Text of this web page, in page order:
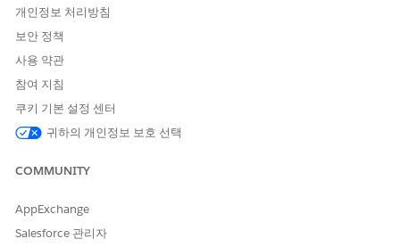
서비스 영역 레코드의 이름 및 구/군/시 필드는 플로에서 관련
레코드를 찾는 데 사용됩니다.
딜러 위치를 선택합니다.
다음을 클릭합니다.
서비스를 수행하는 기술자를 선택합니다.
딜러의 서비스 영역에 대한 특정 작업 유형과 기술이 일치하는
모든 기술자 유형의 서비스 자원이 표시됩니다.
차량 서비스 약속이 예약된 날짜 및 시간을 선택합니다.
다.
다음
을 클릭합니다.
개인정보 처리방침
보안 정책
사용 약관
참여 지침
쿠키 기본 설정 센터
귀하의 개인정보 보호 선택
COMMUNITY
AppExchange
Salesforce 관리자